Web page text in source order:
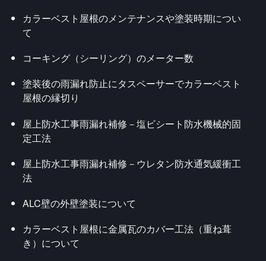
カラーベスト屋根のメンテナンスや塗装時期につい
て
コーキング（シーリング）のメーター数
塗装後の雨漏れ防止にタスペーサーでカラーベスト
屋根の縁切り
屋上防水工事雨漏れ補修－塩ビシート防水機械的固
定工法
屋上防水工事雨漏れ補修－ウレタン防水通気緩衝工
法
ALC壁の外壁塗装について
カラーベスト屋根に金属瓦のカバー工法（重ね葺
き）について